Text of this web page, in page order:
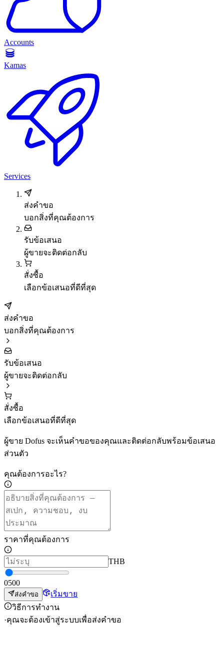
Accounts
Kamas
Services
ส่งคำขอ
บอกสิ่งที่คุณต้องการ
รับข้อเสนอ
ผู้ขายจะติดต่อกลับ
สั่งซื้อ
เลือกข้อเสนอที่ดีที่สุด
ส่งคำขอ
บอกสิ่งที่คุณต้องการ
รับข้อเสนอ
ผู้ขายจะติดต่อกลับ
สั่งซื้อ
เลือกข้อเสนอที่ดีที่สุด
ผู้ขาย Dofus จะเห็นคำขอของคุณและติดต่อกลับพร้อมข้อเสนอ
ส่วนตัว
คุณต้องการอะไร?
ราคาที่คุณต้องการ
THB
0500
ส่งคำขอ
เริ่มขาย
วิธีการทำงาน
·คุณจะต้องเข้าสู่ระบบเพื่อส่งคำขอ